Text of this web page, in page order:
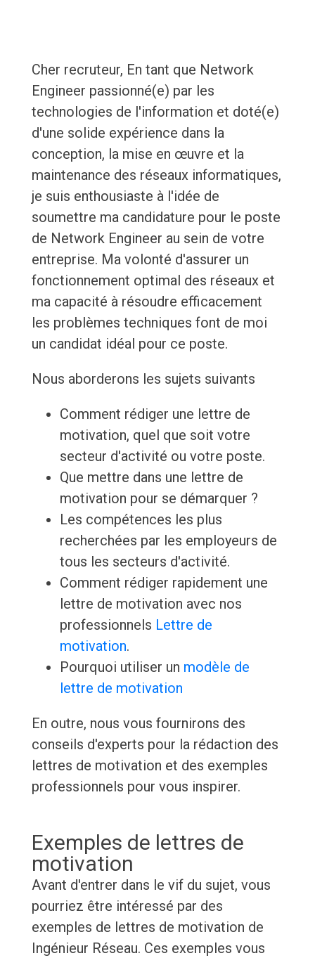
Cher recruteur, En tant que Network
Engineer passionné(e) par les
technologies de l'information et doté(e)
d'une solide expérience dans la
conception, la mise en œuvre et la
maintenance des réseaux informatiques,
je suis enthousiaste à l'idée de
soumettre ma candidature pour le poste
de Network Engineer au sein de votre
entreprise. Ma volonté d'assurer un
fonctionnement optimal des réseaux et
ma capacité à résoudre efficacement
les problèmes techniques font de moi
un candidat idéal pour ce poste.
Nous aborderons les sujets suivants
Comment rédiger une lettre de
motivation, quel que soit votre
secteur d'activité ou votre poste.
Que mettre dans une lettre de
motivation pour se démarquer ?
Les compétences les plus
recherchées par les employeurs de
tous les secteurs d'activité.
Comment rédiger rapidement une
lettre de motivation avec nos
professionnels Lettre de
motivation.
Pourquoi utiliser un modèle de
lettre de motivation
En outre, nous vous fournirons des
conseils d'experts pour la rédaction des
lettres de motivation et des exemples
professionnels pour vous inspirer.
Exemples de lettres de
motivation
Avant d'entrer dans le vif du sujet, vous
pourriez être intéressé par des
exemples de lettres de motivation de
Ingénieur Réseau. Ces exemples vous